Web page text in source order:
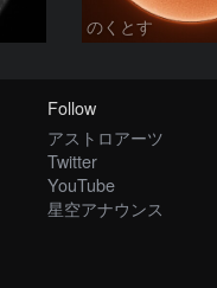
のくとす
Follow
アストロアーツ
Twitter
YouTube
星空アナウンス